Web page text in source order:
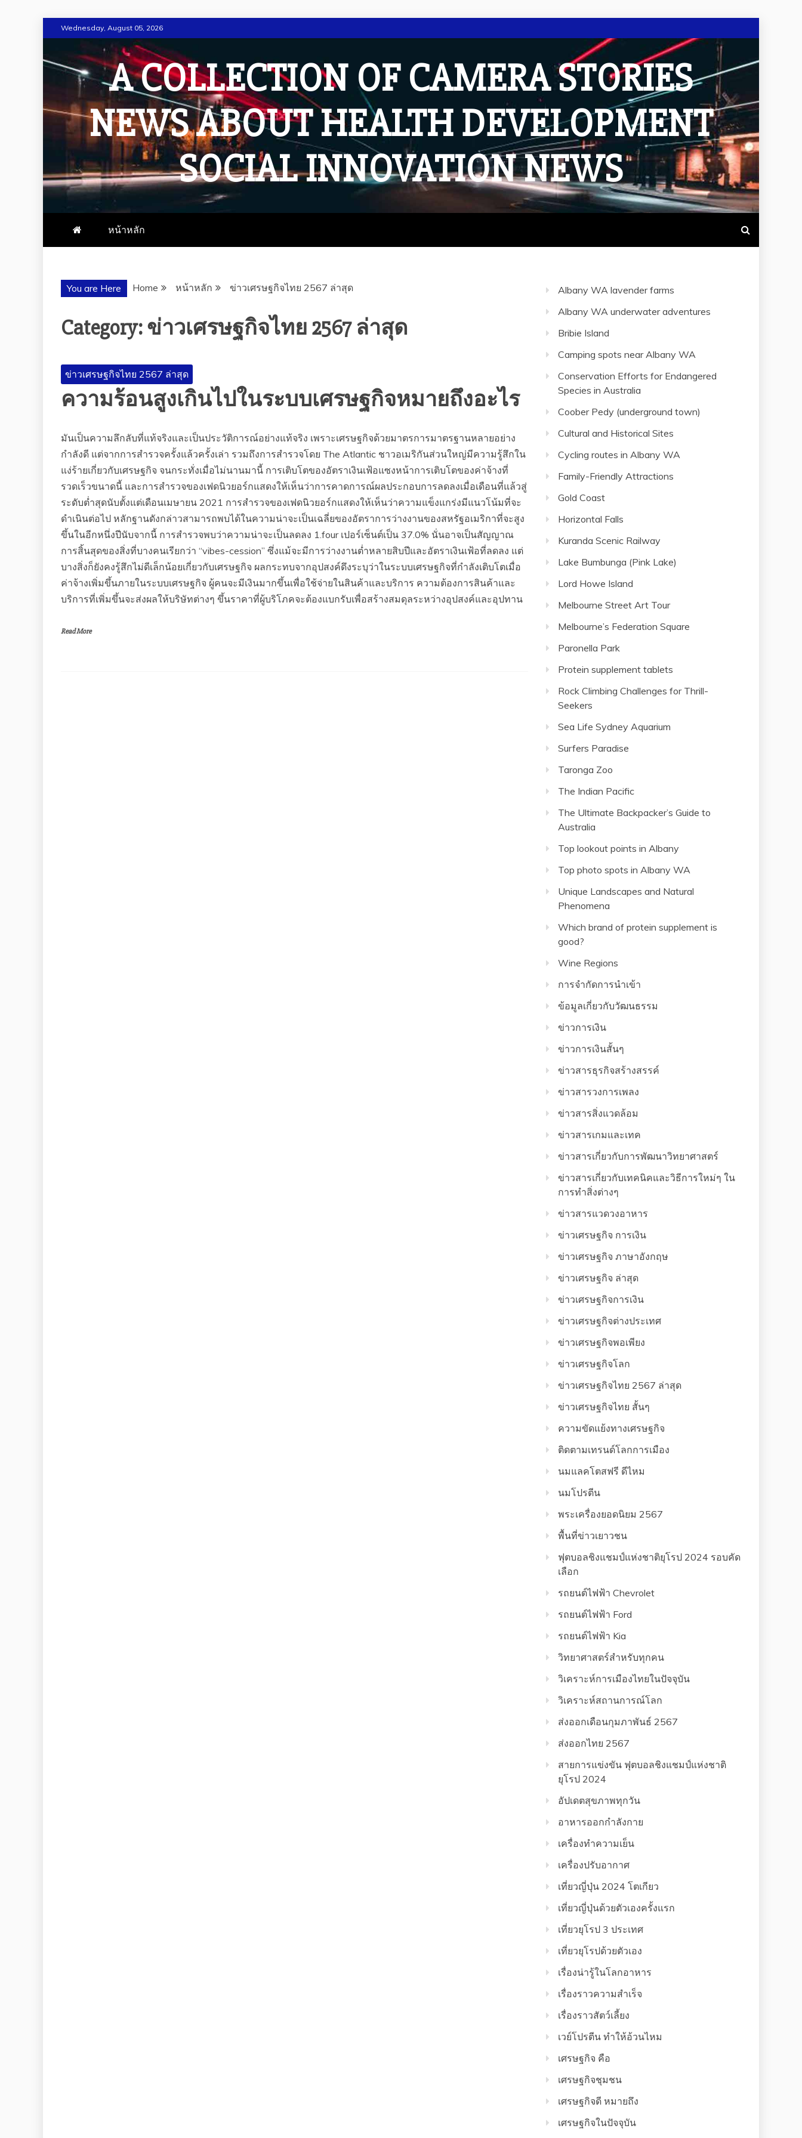
to
content
Wednesday, August 05, 2026
A COLLECTION OF CAMERA STORIES
NEWS ABOUT HEALTH DEVELOPMENT
SOCIAL INNOVATION NEWS
หน้าหลัก
You are Here Home หน้าหลัก ข่าวเศรษฐกิจไทย 2567 ล่าสุด
Category:ข่าวเศรษฐกิจไทย 2567 ล่าสุด
ข่าวเศรษฐกิจไทย 2567 ล่าสุด
ความร้อนสูงเกินไปในระบบเศรษฐกิจหมายถึงอะไร
มันเป็นความลึกลับที่แท้จริงและเป็นประวัติการณ์อย่างแท้จริง เพราะเศรษฐกิจด้วยมาตรการมาตรฐานหลายอย่าง
กำลังดี แต่จากการสำรวจครั้งแล้วครั้งเล่า รวมถึงการสำรวจโดย The Atlantic ชาวอเมริกันส่วนใหญ่มีความรู้สึกใน
แง่ร้ายเกี่ยวกับเศรษฐกิจ จนกระทั่งเมื่อไม่นานมานี้ การเติบโตของอัตราเงินเฟ้อแซงหน้าการเติบโตของค่าจ้างที่
รวดเร็วขนาดนี้ และการสำรวจของเฟดนิวยอร์กแสดงให้เห็นว่าการคาดการณ์ผลประกอบการลดลงเมื่อเดือนที่แล้วสู่
ระดับต่ำสุดนับตั้งแต่เดือนเมษายน 2021 การสำรวจของเฟดนิวยอร์กแสดงให้เห็นว่าความแข็งแกร่งมีแนวโน้มที่จะ
ดำเนินต่อไป หลักฐานดังกล่าวสามารถพบได้ในความน่าจะเป็นเฉลี่ยของอัตราการว่างงานของสหรัฐอเมริกาที่จะสูง
ขึ้นในอีกหนึ่งปีนับจากนี้ การสำรวจพบว่าความน่าจะเป็นลดลง 1.four เปอร์เซ็นต์เป็น 37.0% นั่นอาจเป็นสัญญาณ
การสิ้นสุดของสิ่งที่บางคนเรียกว่า “vibes-cession” ซึ่งแม้จะมีการว่างงานต่ำหลายสิบปีและอัตราเงินเฟ้อที่ลดลง แต่
บางสิ่งก็ยังคงรู้สึกไม่ดีเล็กน้อยเกี่ยวกับเศรษฐกิจ ผลกระทบจากอุปสงค์ดึงระบุว่าในระบบเศรษฐกิจที่กำลังเติบโตเมื่อ
ค่าจ้างเพิ่มขึ้นภายในระบบเศรษฐกิจ ผู้คนจะมีเงินมากขึ้นเพื่อใช้จ่ายในสินค้าและบริการ ความต้องการสินค้าและ
บริการที่เพิ่มขึ้นจะส่งผลให้บริษัทต่างๆ ขึ้นราคาที่ผู้บริโภคจะต้องแบกรับเพื่อสร้างสมดุลระหว่างอุปสงค์และอุปทาน
Read More
Albany WA lavender farms
Albany WA underwater adventures
Bribie Island
Camping spots near Albany WA
Conservation Efforts for Endangered
Species in Australia
Coober Pedy (underground town)
Cultural and Historical Sites
Cycling routes in Albany WA
Family-Friendly Attractions
Gold Coast
Horizontal Falls
Kuranda Scenic Railway
Lake Bumbunga (Pink Lake)
Lord Howe Island
Melbourne Street Art Tour
Melbourne’s Federation Square
Paronella Park
Protein supplement tablets
Rock Climbing Challenges for Thrill-
Seekers
Sea Life Sydney Aquarium
Surfers Paradise
Taronga Zoo
The Indian Pacific
The Ultimate Backpacker’s Guide to
Australia
Top lookout points in Albany
Top photo spots in Albany WA
Unique Landscapes and Natural
Phenomena
Which brand of protein supplement is
good?
Wine Regions
การจำกัดการนำเข้า
ข้อมูลเกี่ยวกับวัฒนธรรม
ข่าวการเงิน
ข่าวการเงินสั้นๆ
ข่าวสารธุรกิจสร้างสรรค์
ข่าวสารวงการเพลง
ข่าวสารสิ่งแวดล้อม
ข่าวสารเกมและเทค
ข่าวสารเกี่ยวกับการพัฒนาวิทยาศาสตร์
ข่าวสารเกี่ยวกับเทคนิคและวิธีการใหม่ๆ ใน
การทำสิ่งต่างๆ
ข่าวสารแวดวงอาหาร
ข่าวเศรษฐกิจ การเงิน
ข่าวเศรษฐกิจ ภาษาอังกฤษ
ข่าวเศรษฐกิจ ล่าสุด
ข่าวเศรษฐกิจการเงิน
ข่าวเศรษฐกิจต่างประเทศ
ข่าวเศรษฐกิจพอเพียง
ข่าวเศรษฐกิจโลก
ข่าวเศรษฐกิจไทย 2567 ล่าสุด
ข่าวเศรษฐกิจไทย สั้นๆ
ความขัดแย้งทางเศรษฐกิจ
ติดตามเทรนด์โลกการเมือง
นมแลคโตสฟรี ดีไหม
นมโปรตีน
พระเครื่องยอดนิยม 2567
พื้นที่ข่าวเยาวชน
ฟุตบอลชิงแชมป์แห่งชาติยุโรป 2024 รอบคัด
เลือก
รถยนต์ไฟฟ้า Chevrolet
รถยนต์ไฟฟ้า Ford
รถยนต์ไฟฟ้า Kia
วิทยาศาสตร์สำหรับทุกคน
วิเคราะห์การเมืองไทยในปัจจุบัน
วิเคราะห์สถานการณ์โลก
ส่งออกเดือนกุมภาพันธ์ 2567
ส่งออกไทย 2567
สายการแข่งขัน ฟุตบอลชิงแชมป์แห่งชาติ
ยุโรป 2024
อัปเดตสุขภาพทุกวัน
อาหารออกกําลังกาย
เครื่องทำความเย็น
เครื่องปรับอากาศ
เที่ยวญี่ปุ่น 2024 โตเกียว
เที่ยวญี่ปุ่นด้วยตัวเองครั้งแรก
เที่ยวยุโรป 3 ประเทศ
เที่ยวยุโรปด้วยตัวเอง
เรื่องน่ารู้ในโลกอาหาร
เรื่องราวความสำเร็จ
เรื่องราวสัตว์เลี้ยง
เวย์โปรตีน ทำให้อ้วนไหม
เศรษฐกิจ คือ
เศรษฐกิจชุมชน
เศรษฐกิจดี หมายถึง
เศรษฐกิจในปัจจุบัน